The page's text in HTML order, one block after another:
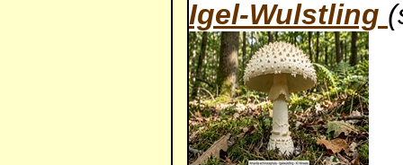
Igel-Wulstling